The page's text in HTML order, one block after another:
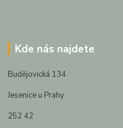
Kde nás najdete
Budějovická 134
Jesenice u Prahy
252 42